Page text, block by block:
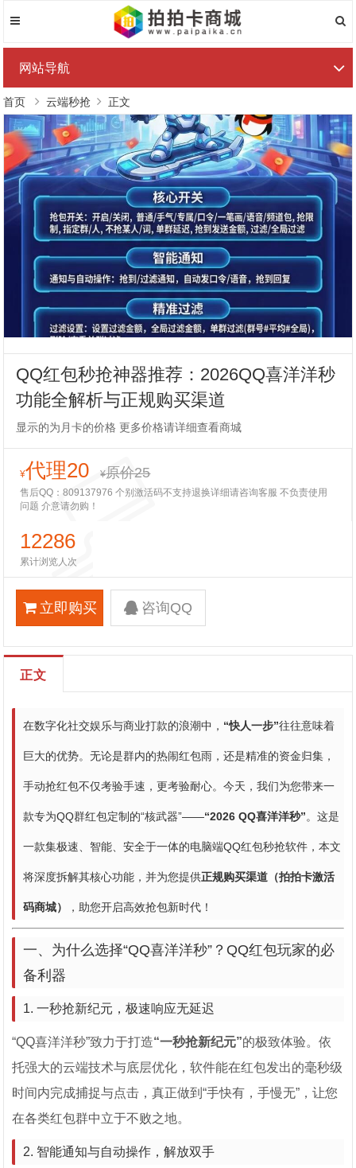
网站导航
首页 云端秒抢 正文
QQ红包秒抢神器推荐：2026QQ喜洋洋秒
功能全解析与正规购买渠道
显示的为月卡的价格 更多价格请详细查看商城
¥代理20 ¥原价25
售后QQ：809137976 个别激活码不支持退换详细请咨询客服 不负责使用
问题 介意请勿购！
12286
累计浏览人次
立即购买 咨询QQ
正文
在数字化社交娱乐与商业打款的浪潮中， “快人一步”往往意味着
巨大的优势。无论是群内的热闹红包雨，还是精准的资金归集，
手动抢红包不仅考验手速，更考验耐心。今天，我们为您带来一
款专为QQ群红包定制的“核武器”——“2026 QQ喜洋洋秒”。这是
一款集极速、智能、安全于一体的电脑端QQ红包秒抢软件，本文
将深度拆解其核心功能，并为您提供正规购买渠道（拍拍卡激活
码商城） ，助您开启高效抢包新时代！
一、为什么选择“QQ喜洋洋秒”？QQ红包玩家的必
备利器
1. 一秒抢新纪元，极速响应无延迟
“QQ喜洋洋秒”致力于打造“一秒抢新纪元”的极致体验。依
托强大的云端技术与底层优化，软件能在红包发出的毫秒级
时间内完成捕捉与点击，真正做到“手快有，手慢无”，让您
在各类红包群中立于不败之地。
2. 智能通知与自动操作，解放双手